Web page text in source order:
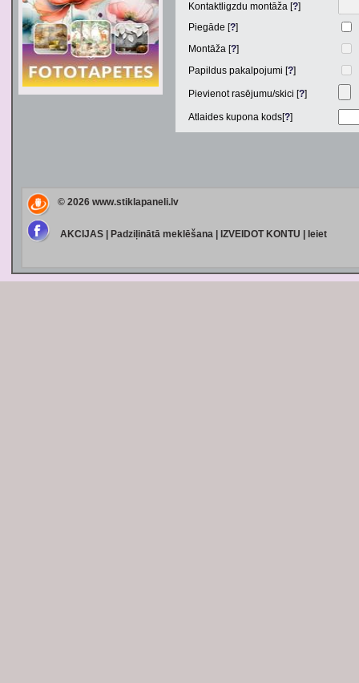
Kontaktligzdu montāža [?]
Piegāde [?]
Montāža [?]
Papildus pakalpojumi [?]
Pievienot rasējumu/skici [?]
Atlaides kupona kods[?]
© 2026 www.stiklapaneli.lv
AKCIJAS| Padziļinātā meklēšana| IZVEIDOT KONTU Ieiet